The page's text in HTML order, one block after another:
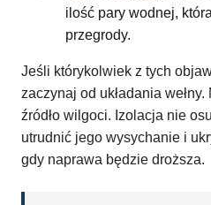
ilość pary wodnej,
przegrody.
Jeśli którykolwiek z tych
zaczynaj od układania
źródło wilgoci. Izolacja nie
utrudnić jego wysychanie i
gdy naprawa będzie droższa.